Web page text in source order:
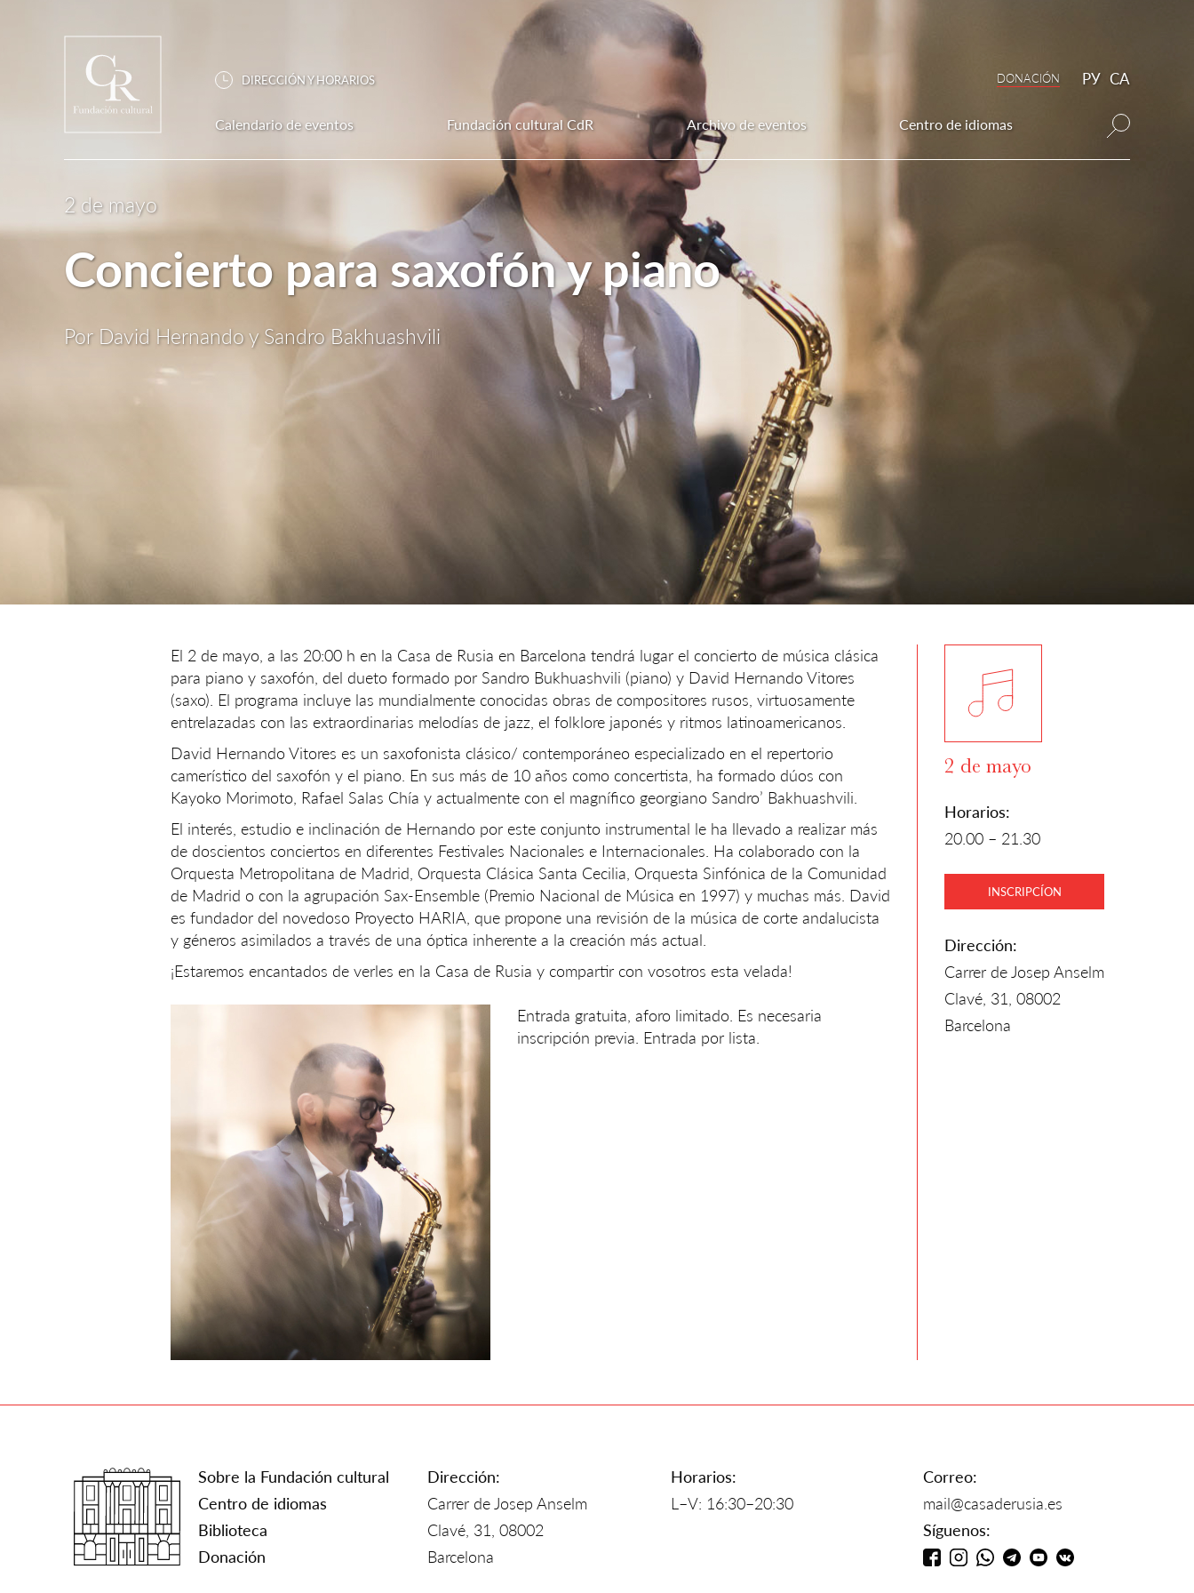
DIRECCIÓN Y HORARIOS DONAСIÓN РУ CA
Calendario de eventos Fundación cultural CdR Archivo de eventos Centro de idiomas
2 de mayo
Concierto para saxofón y piano
Por David Hernando y Sandro Bakhuashvili
El 2 de mayo, a las 20:00 h en la Casa de Rusia en Barcelona tendrá lugar el concierto de música clásica
para piano y saxofón, del dueto formado por Sandro Bukhuashvili (piano) y David Hernando Vitores
(saxo). El programa incluye las mundialmente conocidas obras de compositores rusos, virtuosamente
entrelazadas con las extraordinarias melodías de jazz, el folklore japonés y ritmos latinoamericanos.
David Hernando Vitores es un saxofonista clásico/ contemporáneo especializado en el repertorio
camerístico del saxofón y el piano. En sus más de 10 años como concertista, ha formado dúos con
Kayoko Morimoto, Rafael Salas Chía y actualmente con el magnífico georgiano Sandro’ Bakhuashvili.
El interés, estudio e inclinación de Hernando por este conjunto instrumental le ha llevado a realizar más
de doscientos conciertos en diferentes Festivales Nacionales e Internacionales. Ha colaborado con la
Orquesta Metropolitana de Madrid, Orquesta Clásica Santa Cecilia, Orquesta Sinfónica de la Comunidad
de Madrid o con la agrupación Sax-Ensemble (Premio Nacional de Música en 1997) y muchas más. David
es fundador del novedoso Proyecto HARIA, que propone una revisión de la música de corte andalucista
y géneros asimilados a través de una óptica inherente a la creación más actual.
¡Estaremos encantados de verles en la Casa de Rusia y compartir con vosotros esta velada!
Entrada gratuita, aforo limitado. Es necesaria
inscripción previa. Entrada por lista.
2 de mayo
Horarios:
20.00 – 21.30
INSCRIPCÍON
Dirección:
Carrer de Josep Anselm
Clavé, 31, 08002
Barcelona
Sobre la Fundación cultural
Centro de idiomas
Biblioteca
Donación
Dirección:
Carrer de Josep Anselm
Clavé, 31, 08002
Barcelona
Horarios:
L–V: 16:30–20:30
Correo:
mail@casaderusia.es
Síguenos: